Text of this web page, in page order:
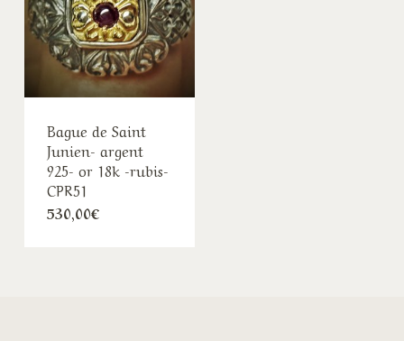
Bague de Saint
Junien- argent
925- or 18k -rubis-
CPR51
530,00€